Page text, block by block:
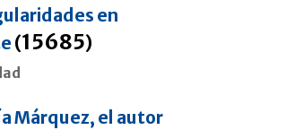
en
(15685)
Márquez, el autor